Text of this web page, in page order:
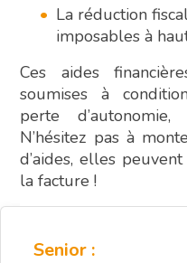
La réduction
imposables à
Ces aides
soumises à
perte
N’hésitez pas à
d’aides, elles
la facture !
Senior :